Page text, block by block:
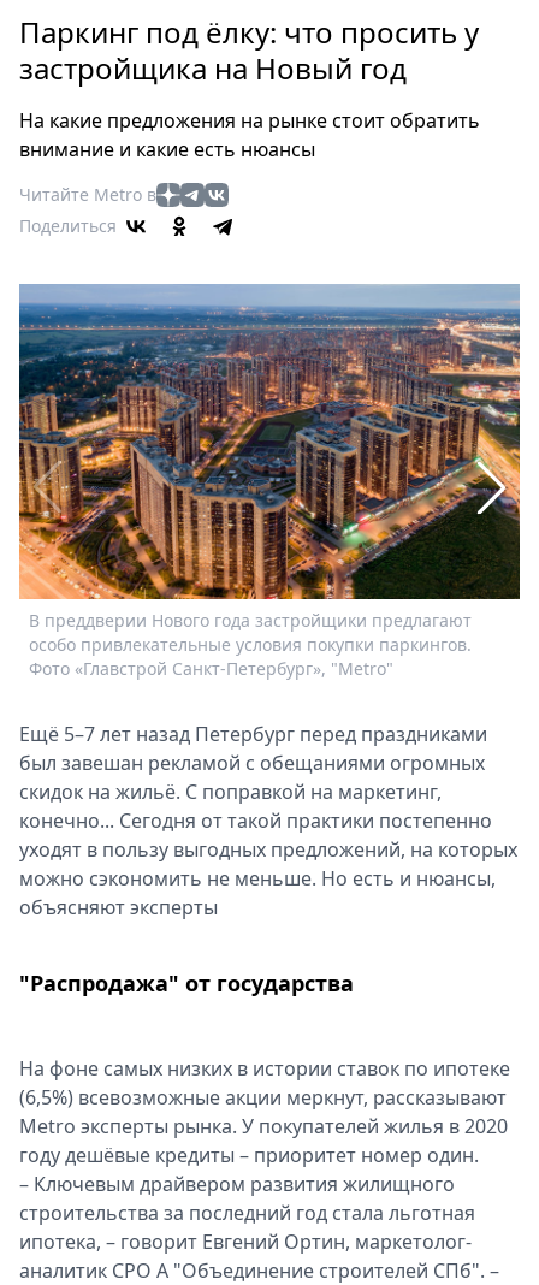
Россия
Мир
Еда
Мода
Театр
Афиша
Книги
Выставки
Пресс-
релизы
О
Metro
Стримы
Спецпроекты
Звезды
Выборы
2026
Скачай
Паркинг под ёлку: что просить у
застройщика на Новый год
На какие предложения на рынке стоит обратить
внимание и какие есть нюансы
Читайте Metro в
Поделиться
В преддверии Нового года застройщики предлагают
особо привлекательные условия покупки паркингов.
Фото «Главстрой Санкт-Петербург», "Metro"
Ещё 5–7 лет назад Петербург перед праздниками
был завешан рекламой с обещаниями огромных
скидок на жильё. С поправкой на маркетинг,
конечно... Сегодня от такой практики постепенно
уходят в пользу выгодных предложений, на которых
можно сэкономить не меньше. Но есть и нюансы,
объясняют эксперты
"Распродажа" от государства
На фоне самых низких в истории ставок по ипотеке
(6,5%) всевозможные акции меркнут, рассказывают
Metro эксперты рынка. У покупателей жилья в 2020
году дешёвые кредиты – приоритет номер один.
– Ключевым драйвером развития жилищного
строительства за последний год стала льготная
ипотека, – говорит Евгений Ортин, маркетолог-
аналитик СРО А "Объединение строителей СПб". –